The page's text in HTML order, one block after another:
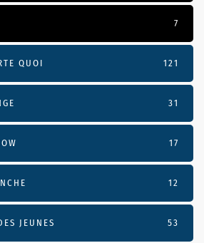
7
QUOI 121
31
17
12
JEUNES 53